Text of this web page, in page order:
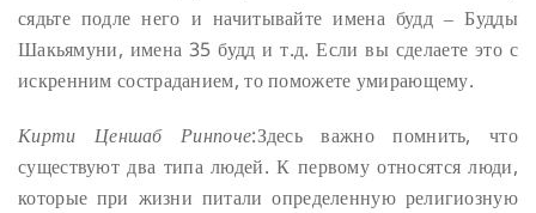
сядьте подле него и начитывайте имена будд ‒ Будды
Шакьямуни, имена 35 будд и т.д. Если вы сделаете это с
искренним состраданием, то поможете умирающему.
Кирти Ценшаб Ринпоче:Здесь важно помнить, что
существуют два типа людей. К первому относятся люди,
которые при жизни питали определенную религиозную